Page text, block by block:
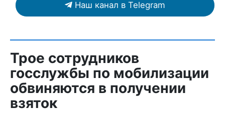
Наш канал в Telegram
Трое сотрудников
госслужбы по мобилизации
обвиняются в получении
взяток